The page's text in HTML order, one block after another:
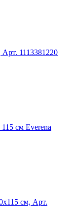
1113381220
см Everena
см, Арт.